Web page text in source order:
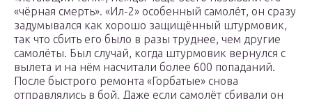
«чёрная смерть». «Ил-2» особенный самолёт, он сразу
задумывался как хорошо защищённый штурмовик,
так что сбить его было в разы труднее, чем другие
самолёты. Был случай, когда штурмовик вернулся с
вылета и на нём насчитали более 600 попаданий.
После быстрого ремонта «Горбатые» снова
отправлялись в бой. Даже если самолёт сбивали он